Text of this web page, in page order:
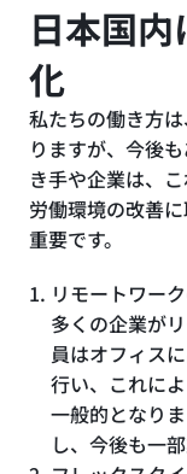
日本国
化
私たちの働き方
りますが、今後
き手や企業は、
労働環境の改善
重要です。
リモートワー
多くの企業が
員はオフィス
行い、これに
一般的となり
し、今後も一